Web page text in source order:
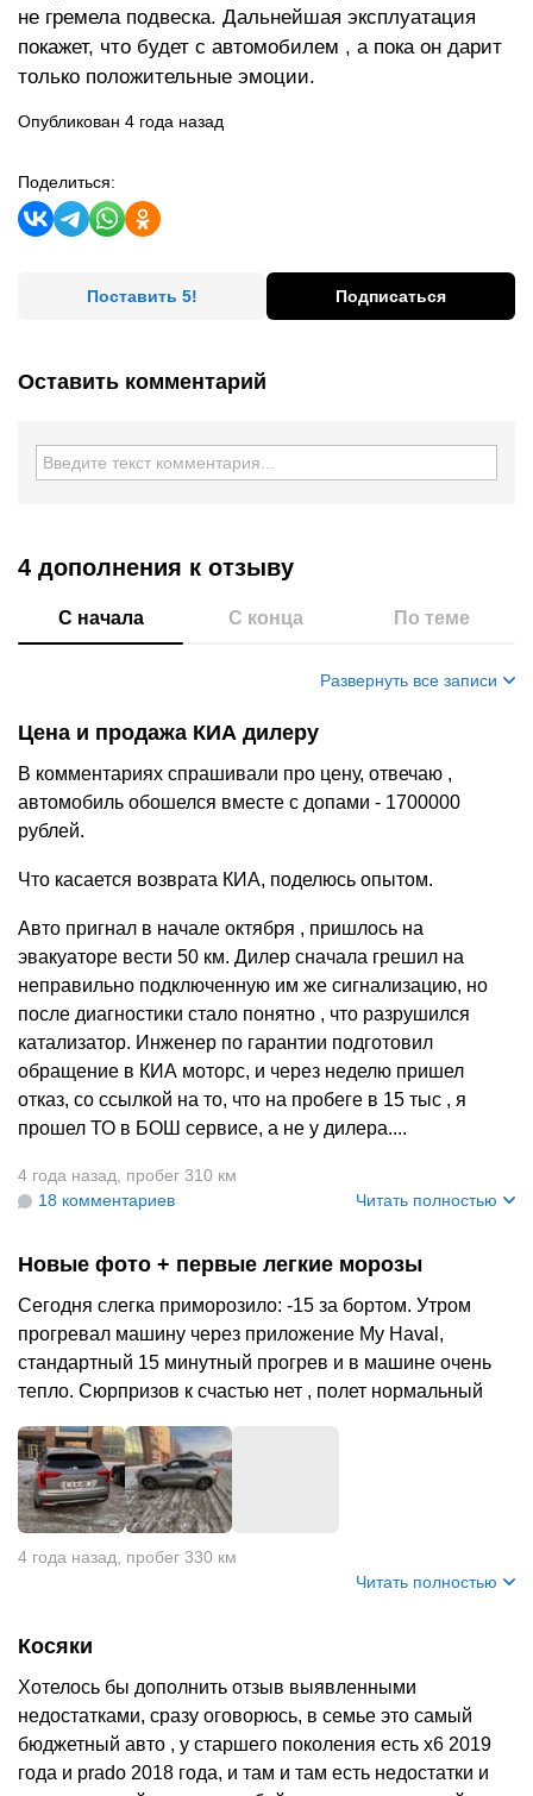
не гремела подвеска. Дальнейшая эксплуатация
покажет, что будет с автомобилем , а пока он дарит
только положительные эмоции.
Опубликован 4 года назад
Поделиться:
Поставить 5! Подписаться
Оставить комментарий
4 дополнения к отзыву
С начала С конца По теме
Развернуть все записи
Цена и продажа КИА дилеру
В комментариях спрашивали про цену, отвечаю ,
автомобиль обошелся вместе с допами - 1700000
рублей.
Что касается возврата КИА, поделюсь опытом.
Авто пригнал в начале октября , пришлось на
эвакуаторе вести 50 км. Дилер сначала грешил на
неправильно подключенную им же сигнализацию, но
после диагностики стало понятно , что разрушился
катализатор. Инженер по гарантии подготовил
обращение в КИА моторс, и через неделю пришел
отказ, со ссылкой на то, что на пробеге в 15 тыс , я
прошел ТО в БОШ сервисе, а не у дилера....
4 года назад
пробег 310 км
18 комментариев
Читать полностью
Новые фото + первые легкие морозы
Сегодня слегка приморозило: -15 за бортом. Утром
прогревал машину через приложение My Haval,
стандартный 15 минутный прогрев и в машине очень
тепло. Сюрпризов к счастью нет , полет нормальный
4 года назад
пробег 330 км
Читать полностью
Косяки
Хотелось бы дополнить отзыв выявленными
недостатками, сразу оговорюсь, в семье это самый
бюджетный авто , у старшего поколения есть x6 2019
года и prado 2018 года, и там и там есть недостатки и